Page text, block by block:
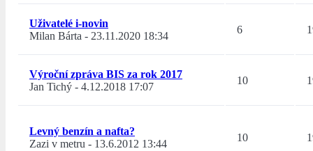
Uživatelé i-novin
Milan Bárta - 23.11.2020 18:34
6
Výroční zpráva BIS za rok 2017
Jan Tichý - 4.12.2018 17:07
10
Levný benzín a nafta?
Zazi v metru - 13.6.2012 13:44
10